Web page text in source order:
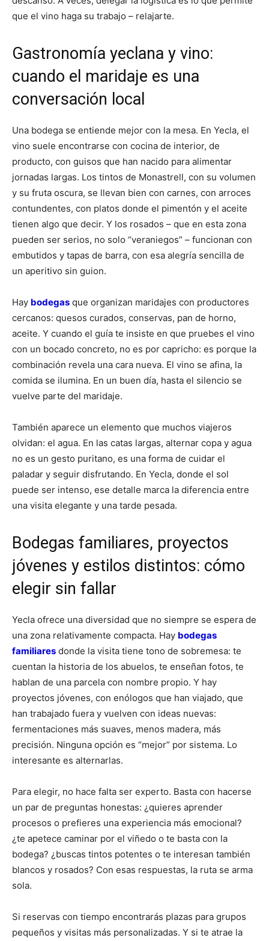
que el vino haga su trabajo – relajarte.
Gastronomía yeclana y vino:
cuando el maridaje es una
conversación local
Una bodega se entiende mejor con la mesa. En Yecla, el
vino suele encontrarse con cocina de interior, de
producto, con guisos que han nacido para alimentar
jornadas largas. Los tintos de Monastrell, con su volumen
y su fruta oscura, se llevan bien con carnes, con arroces
contundentes, con platos donde el pimentón y el aceite
tienen algo que decir. Y los rosados – que en esta zona
pueden ser serios, no solo “veraniegos” – funcionan con
embutidos y tapas de barra, con esa alegría sencilla de
un aperitivo sin guion.
Hay bodegas que organizan maridajes con productores
cercanos: quesos curados, conservas, pan de horno,
aceite. Y cuando el guía te insiste en que pruebes el vino
con un bocado concreto, no es por capricho: es porque la
combinación revela una cara nueva. El vino se afina, la
comida se ilumina. En un buen día, hasta el silencio se
vuelve parte del maridaje.
También aparece un elemento que muchos viajeros
olvidan: el agua. En las catas largas, alternar copa y agua
no es un gesto puritano, es una forma de cuidar el
paladar y seguir disfrutando. En Yecla, donde el sol
puede ser intenso, ese detalle marca la diferencia entre
una visita elegante y una tarde pesada.
Bodegas familiares, proyectos
jóvenes y estilos distintos: cómo
elegir sin fallar
Yecla ofrece una diversidad que no siempre se espera de
una zona relativamente compacta. Hay bodegas
familiares donde la visita tiene tono de sobremesa: te
cuentan la historia de los abuelos, te enseñan fotos, te
hablan de una parcela con nombre propio. Y hay
proyectos jóvenes, con enólogos que han viajado, que
han trabajado fuera y vuelven con ideas nuevas:
fermentaciones más suaves, menos madera, más
precisión. Ninguna opción es “mejor” por sistema. Lo
interesante es alternarlas.
Para elegir, no hace falta ser experto. Basta con hacerse
un par de preguntas honestas: ¿quieres aprender
procesos o prefieres una experiencia más emocional?
¿te apetece caminar por el viñedo o te basta con la
bodega? ¿buscas tintos potentes o te interesan también
blancos y rosados? Con esas respuestas, la ruta se arma
sola.
Si reservas con tiempo encontrarás plazas para grupos
pequeños y visitas más personalizadas. Y si te atrae la